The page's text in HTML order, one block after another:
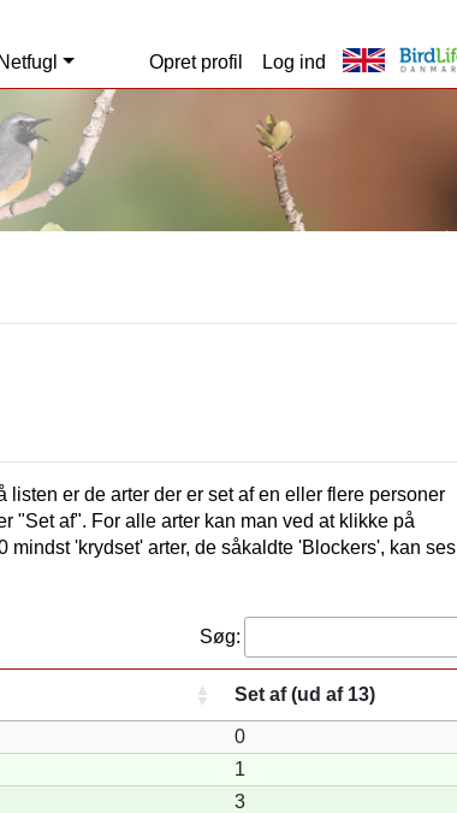
Opret profil Log ind
listen er de arter der er set af en eller flere personer
"Set af". For alle arter kan man ved at klikke på
mindst 'krydset' arter, de såkaldte 'Blockers', kan ses
Søg:
Set af (ud af 13)
0
1
3